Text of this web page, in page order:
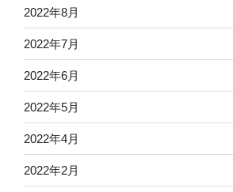
2022年8月
2022年7月
2022年6月
2022年5月
2022年4月
2022年2月